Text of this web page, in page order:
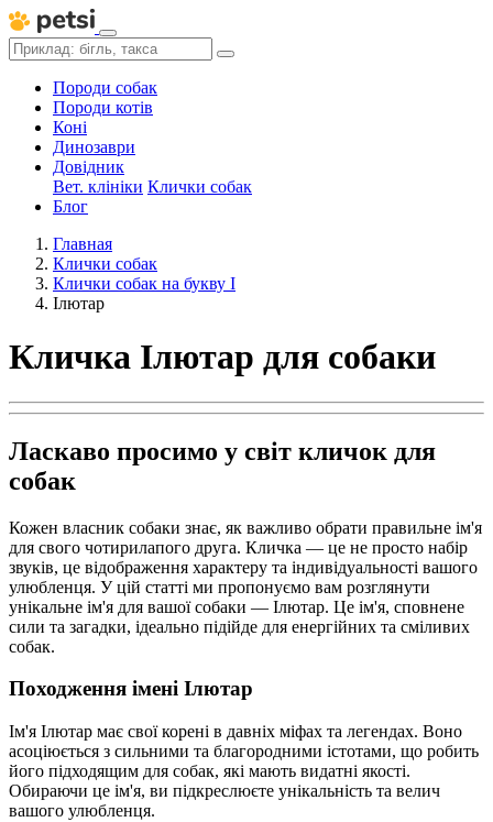
Породи собак
Породи котів
Коні
Динозаври
Довідник
Вет. клініки Клички собак
Блог
Главная
Клички собак
Клички собак на букву І
Ілютар
Кличка Ілютар для собаки
Ласкаво просимо у світ кличок для
собак
Кожен власник собаки знає, як важливо обрати правильне ім'я
для свого чотирилапого друга. Кличка — це не просто набір
звуків, це відображення характеру та індивідуальності вашого
улюбленця. У цій статті ми пропонуємо вам розглянути
унікальне ім'я для вашої собаки — Ілютар. Це ім'я, сповнене
сили та загадки, ідеально підійде для енергійних та сміливих
собак.
Походження імені Ілютар
Ім'я Ілютар має свої корені в давніх міфах та легендах. Воно
асоціюється з сильними та благородними істотами, що робить
його підходящим для собак, які мають видатні якості.
Обираючи це ім'я, ви підкреслюєте унікальність та велич
вашого улюбленця.